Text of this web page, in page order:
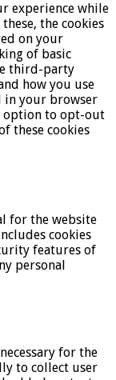
experience while
the cookies
on your
of basic
third-party
how you use
in your browser
option to opt-out
these cookies
for the website
cookies
features of
personal
for the
to collect user